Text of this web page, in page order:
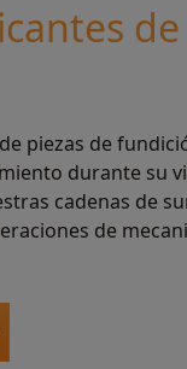
piezas de
durante su
cadenas de
de